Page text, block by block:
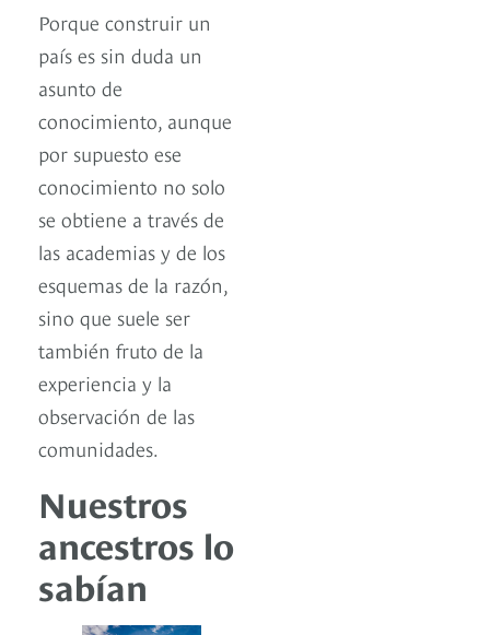
Porque construir un
país es sin duda un
asunto de
conocimiento, aunque
por supuesto ese
conocimiento no solo
se obtiene a través de
las academias y de los
esquemas de la razón,
sino que suele ser
también fruto de la
experiencia y la
observación de las
comunidades.
Nuestros
ancestros lo
sabían